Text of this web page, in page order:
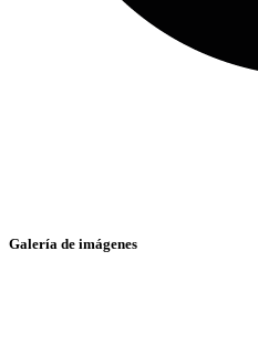
Galería de imágenes